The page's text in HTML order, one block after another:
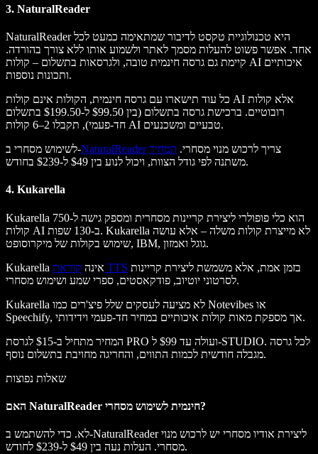
3. NaturalReader
NaturalReader היא טכנולוגיית טקסט לדיבור שמתאימה כמעט לכל
אחד. אפשר פשוט להעלות מסמך לאתר ולשמוע אותו ללא צורך בהורדה.
קיימת גם גרסה חינמית טובה, ולגרסאות בתשלום – קולות AI איכותיים
ותכונות נוספות.
כל עוד תישארו עם גרסה חינמית, הקולות אינם קולות AI אלא קולות
רובוטיים. ברכישת גרסה בתשלום (בין $99.50 ל-$199.50 בתשלום
חד-פעמי), תקבלו 2–6 קולות AI טבעיים ומשכנעים.
לשימוש מסחרי ב-NaturalReader צריך לרכוש מנוי מסחרי. המחיר
משתנה לפי גודל הצוות, ויכול לנוע בין $49 ל-$239 בחודש.
4. Kukarella
Kukarella הוא כלי פופולרי ליצירת קריינות מסחרית ומספק גישה ל-750
קולות AI ב-130 שפות. Kukarella לא מייצרת קולות משלה – אלא עושה
שימוש בקולות של מיקרוסופט, IBM, גוגל ואמזון.
Kukarella אינה קוראת TTS
לסרטוני יוטיוב, פודקאסטים, ספרי שמע ושימוש מסחרי.
Kukarella לא מציעה לעסקים שלל פיצ'רים כמו Notevibes או
Speechify, אך מספקת מאות קולות איכותיים במחיר חד-פעמי וידידותי.
המחיר מתחיל ב-$15 לגרסת PRO ועולה עד $99 ל-STUDIO. לכל גרסה
מגבלה חודשית לכמות התווים, והחריגה מחויבת בתשלום נוסף.
שאלות נפוצות
האם NaturalReader חינמית לשימוש מסחרי?
לא. כדי להשתמש ב-NaturalReader ליצירת אודיו מסחרי יש לרכוש מנוי
מסחרי. העלות נעה בין $49 ל-$239 לחודש.